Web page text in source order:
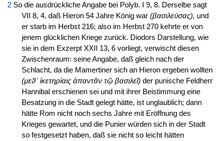
2So die ausdrückliche Angabe bei Polyb. I 9, 8. Derselbe sagt
VII 8, 4, daß Hieron 54 Jahre König war(βασιλεύσας), und
er starb im Herbst 216; also im Herbst 270 kehrte er von
jenem glücklichen Kriege zurück. Diodors Darstellung, wie
sie in dem Exzerpt XXII 13, 6 vorliegt, verwischt diesen
Zwischenraum: seine Angabe, daß gleich nach der
Schlacht, da die Mamertiner sich an Hieron ergeben wollten
(μεϑ᾽ ἱκετηρίαις ἀπαντᾶν τῷ βασιλεῖ) der punische Feldherr
Hannibal erschienen sei und mit ihrer Beistimmung eine
Besatzung in die Stadt gelegt hätte, ist unglaublich; dann
hätte Rom nicht noch sechs Jahre mit Eröffnung des
Krieges gewartet, und die Punier würden sich in der Stadt
so festgesetzt haben, daß sie nicht so leicht hätten